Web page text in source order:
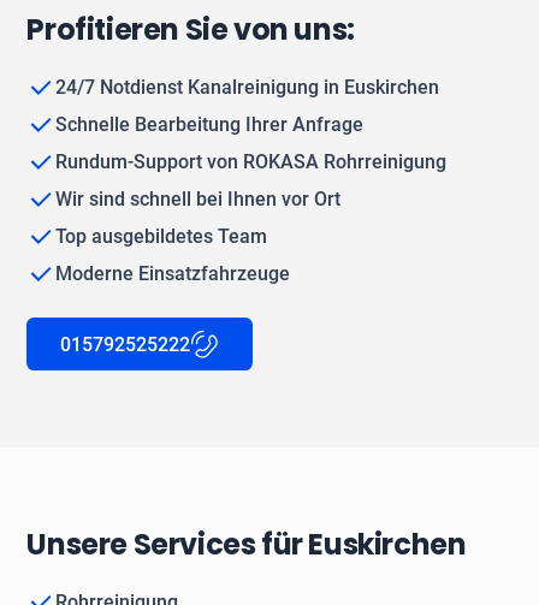
Profitieren Sie von uns:
24/7 Notdienst Kanalreinigung in Euskirchen
Schnelle Bearbeitung Ihrer Anfrage
Rundum-Support von ROKASA Rohrreinigung
Wir sind schnell bei Ihnen vor Ort
Top ausgebildetes Team
Moderne Einsatzfahrzeuge
015792525222
Unsere Services für Euskirchen